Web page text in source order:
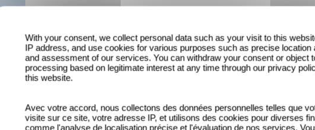
With your consent, we collect personal data such as your visit to this
IP address, and use cookies for various purposes such as precise location
and assessment of our services. You can withdraw your consent or object
processing based on legitimate interest at any time through our privacy
this website.
Avec votre accord, nous collectons des données personnelles telles que
visite sur ce site, votre adresse IP, et utilisons des cookies pour diverses
comme l'analyse de localisation précise et l'évaluation de nos services.